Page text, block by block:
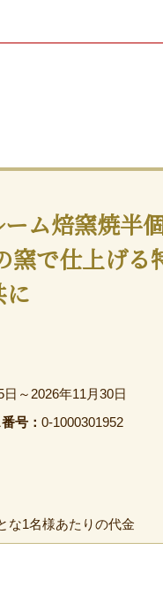
ーム焙窯焼半
窯で仕上げる
に
日～2026年11月30日
号：0-1000301952
な1名様あたりの代金